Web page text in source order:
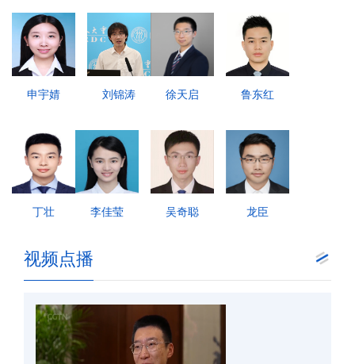
申宇婧 刘锦涛 徐天启 鲁东红
丁壮 李佳莹 吴奇聪 龙臣
视频点播